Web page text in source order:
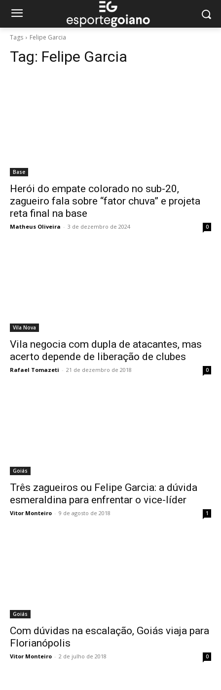
Tags Felipe Garcia
Tag: Felipe Garcia
Base
Herói do empate colorado no sub-20,
zagueiro fala sobre “fator chuva” e projeta
reta final na base
Matheus Oliveira - 3 de dezembro de 2024 0
Vila Nova
Vila negocia com dupla de atacantes, mas
acerto depende de liberação de clubes
Rafael Tomazeti - 21 de dezembro de 2018 0
Goiás
Três zagueiros ou Felipe Garcia: a dúvida
esmeraldina para enfrentar o vice-líder
Vitor Monteiro - 9 de agosto de 2018 1
Goiás
Com dúvidas na escalação, Goiás viaja para
Florianópolis
Vitor Monteiro - 2 de julho de 2018 0